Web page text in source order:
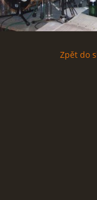
Zpět do